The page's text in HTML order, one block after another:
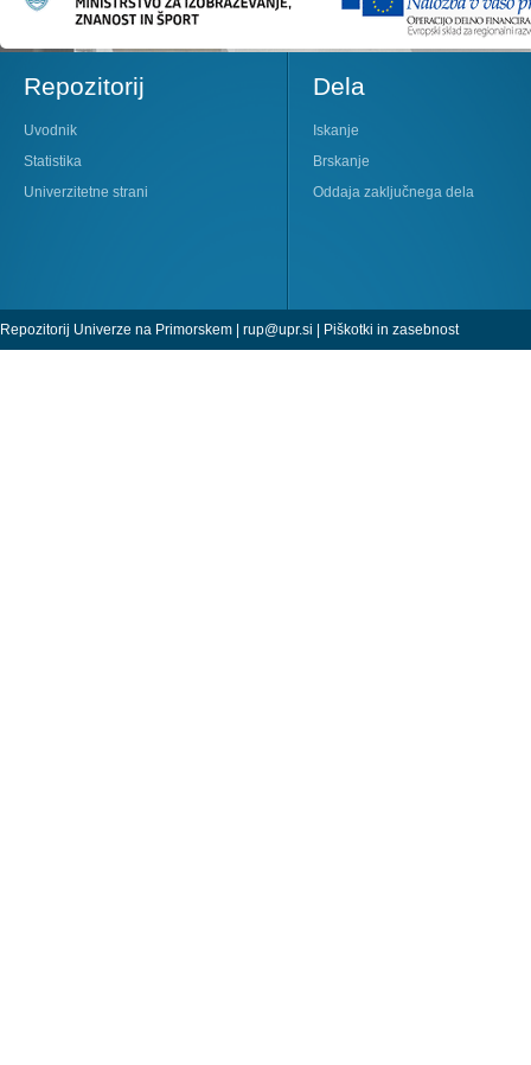
Repozitorij
Uvodnik
Statistika
Univerzitetne strani
Dela
Iskanje
Brskanje
Oddaja zaključnega dela
Repozitorij Univerze na Primorskem | rup@upr.si | Piškotki in zasebnost